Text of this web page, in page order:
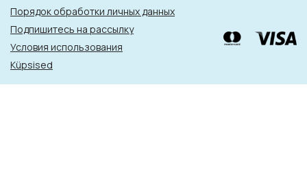
Порядок обработки личных данных
Подпишитесь на рассылку
Условия использования
Küpsised